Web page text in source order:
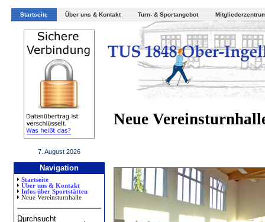
Startseite Über uns & Kontakt Turn- & Sportangebot
7. August 2026
Navigation
Startseite
Über uns & Kontakt
Infos über Sportstätten
Neue Vereinsturnhalle
Durchsucht
Neue